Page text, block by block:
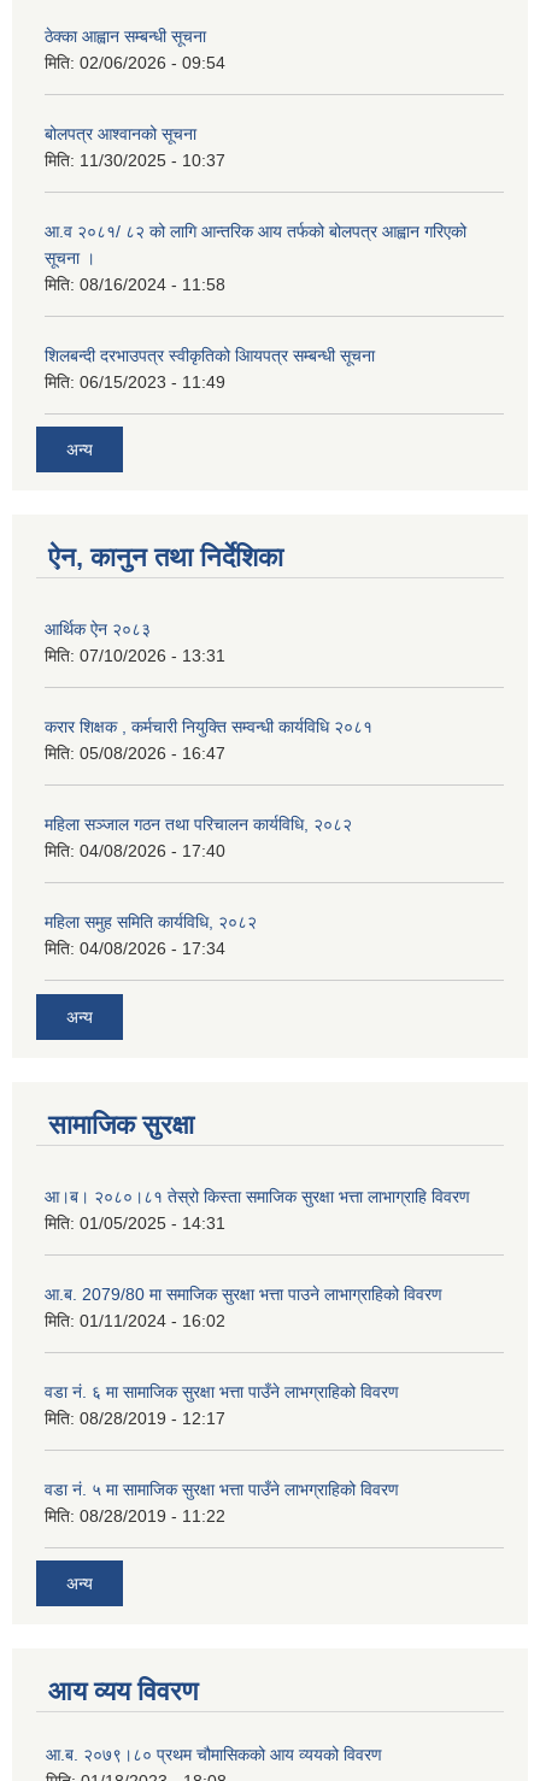
ठेक्का आह्वान सम्बन्धी सूचना
मिति: 02/06/2026 - 09:54
बोलपत्र आश्वानको सूचना
मिति: 11/30/2025 - 10:37
आ.व २०८१/ ८२ को लागि आन्तरिक आय तर्फको बोलपत्र आह्वान गरिएको
सूचना ।
मिति: 08/16/2024 - 11:58
शिलबन्दी दरभाउपत्र स्वीकृतिको आियपत्र सम्बन्धी सूचना
मिति: 06/15/2023 - 11:49
अन्य
ऐन, कानुन तथा निर्देशिका
आर्थिक ऐन २०८३
मिति: 07/10/2026 - 13:31
करार शिक्षक , कर्मचारी नियुक्ति सम्वन्धी कार्यविधि २०८१
मिति: 05/08/2026 - 16:47
महिला सञ्जाल गठन तथा परिचालन कार्यविधि, २०८२
मिति: 04/08/2026 - 17:40
महिला समुह समिति कार्यविधि, २०८२
मिति: 04/08/2026 - 17:34
अन्य
सामाजिक सुरक्षा
आ।ब। २०८०।८१ तेस्रो किस्ता समाजिक सुरक्षा भत्ता लाभाग्राहि विवरण
मिति: 01/05/2025 - 14:31
आ.ब. 2079/80 मा समाजिक सुरक्षा भत्ता पाउने लाभाग्राहिको विवरण
मिति: 01/11/2024 - 16:02
वडा नं. ६ मा सामाजिक सुरक्षा भत्ता पाउँने लाभग्राहिको विवरण
मिति: 08/28/2019 - 12:17
वडा नं. ५ मा सामाजिक सुरक्षा भत्ता पाउँने लाभग्राहिको विवरण
मिति: 08/28/2019 - 11:22
अन्य
आय व्यय विवरण
आ.ब. २०७९।८० प्रथम चौमासिकको आय व्ययको विवरण